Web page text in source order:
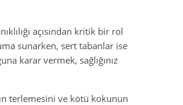
açısından kritik bir rol
sunarken, sert tabanlar ise
karar vermek, sağlığınız
terlemesini ve kötü kokunun